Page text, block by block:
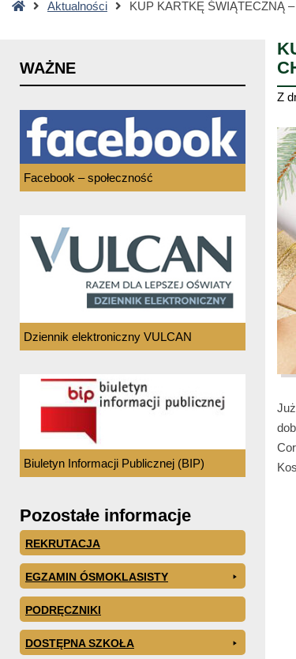
StronaAktualności KUP KARTKĘ ŚWIĄTECZNĄ
Z
WAŻNE
Facebook – społeczność
Dziennik elektroniczny VULCAN
Biuletyn Informacji Publicznej (BIP)
Pozostałe informacje
REKRUTACJA
EGZAMIN ÓSMOKLASISTY
PODRĘCZNIKI
DOSTĘPNA SZKOŁA